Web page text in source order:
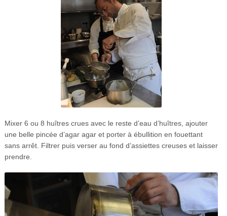
Mixer 6 ou 8 huîtres crues avec le reste d’eau d’huîtres, ajouter
une belle pincée d’agar agar et porter à ébullition en fouettant
sans arrêt. Filtrer puis verser au fond d’assiettes creuses et laisser
prendre.